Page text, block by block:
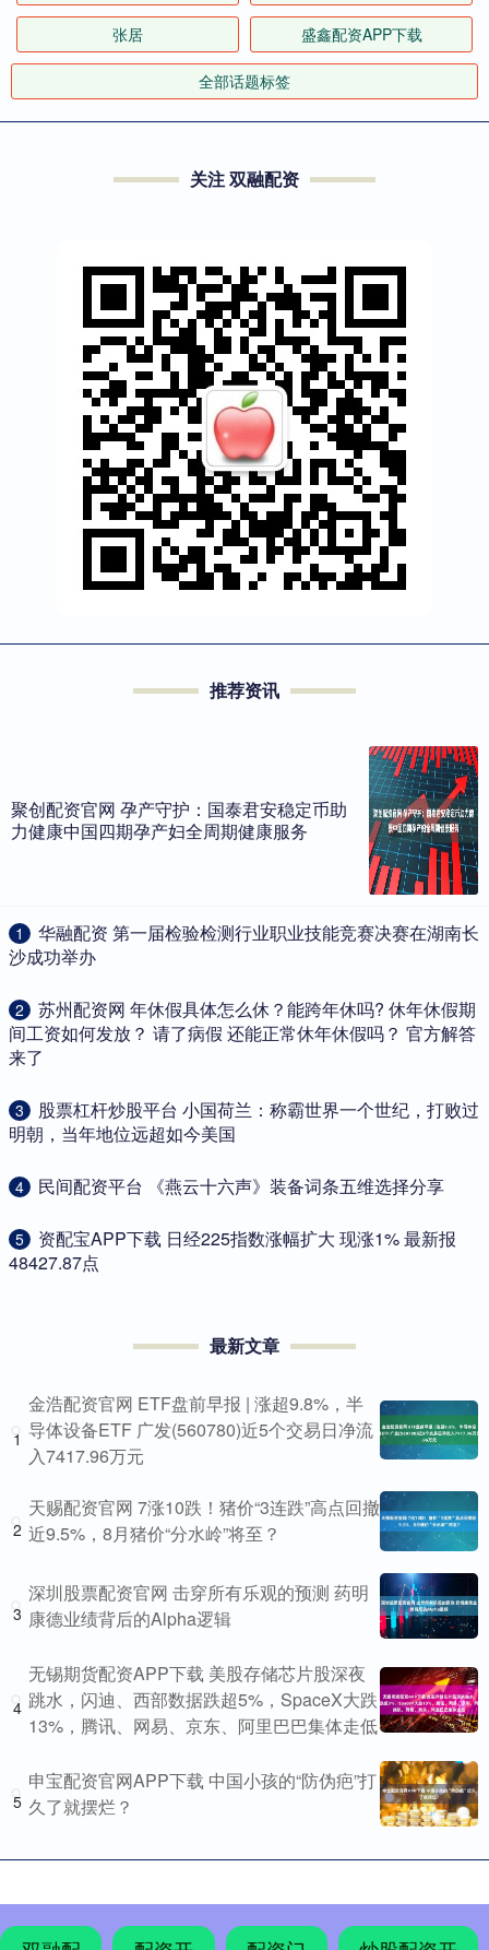
张居 盛鑫配资APP下载
全部话题标签
关注 双融配资
推荐资讯
聚创配资官网 孕产守护：国泰君安稳定币助
力健康中国四期孕产妇全周期健康服务
1
​华融配资 第一届检验检测行业职业技能竞赛决赛在湖南长
沙成功举办
2
​苏州配资网 年休假具体怎么休？能跨年休吗? 休年休假期
间工资如何发放？ 请了病假 还能正常休年休假吗？ 官方解答
来了
3
​股票杠杆炒股平台 小国荷兰：称霸世界一个世纪，打败过
明朝，当年地位远超如今美国
4 ​民间配资平台 《燕云十六声》装备词条五维选择分享
5
​资配宝APP下载 日经225指数涨幅扩大 现涨1% 最新报
48427.87点
最新文章
1
金浩配资官网 ETF盘前早报 | 涨超9.8%，半
导体设备ETF 广发(560780)近5个交易日净流
入7417.96万元
2
天赐配资官网 7涨10跌！猪价“3连跌”高点回撤
近9.5%，8月猪价“分水岭”将至？
3
深圳股票配资官网 击穿所有乐观的预测 药明
康德业绩背后的Alpha逻辑
4
无锡期货配资APP下载 美股存储芯片股深夜
跳水，闪迪、西部数据跌超5%，SpaceX大跌
13%，腾讯、网易、京东、阿里巴巴集体走低
5
申宝配资官网APP下载 中国小孩的“防伪疤”打
久了就摆烂？